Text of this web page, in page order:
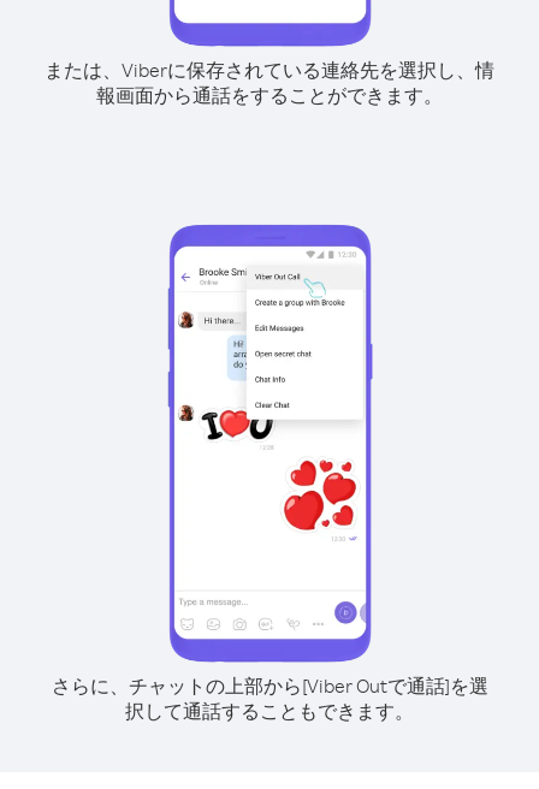
または、Viberに保存されている連絡先を選択し、情
報画面から通話をすることができます。
さらに、チャットの上部から[Viber Outで通話]を選
択して通話することもできます。